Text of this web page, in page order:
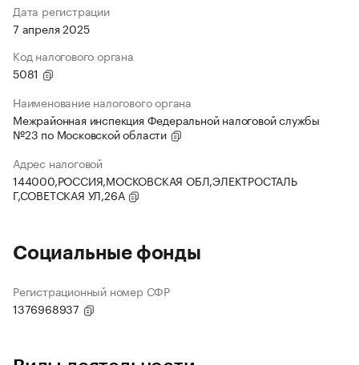
Дата регистрации
7 апреля 2025
Код налогового органа
5081
Наименование налогового органа
Межрайонная инспекция Федеральной налоговой службы
№23 по Московской области
Адрес налоговой
144000,РОССИЯ,МОСКОВСКАЯ ОБЛ,ЭЛЕКТРОСТАЛЬ
Г,СОВЕТСКАЯ УЛ,26А
Социальные фонды
Регистрационный номер СФР
1376968937